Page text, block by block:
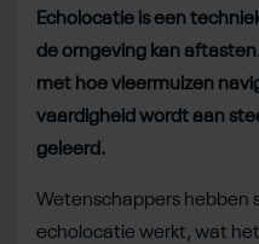
Echolocatie is een
de omgeving kan
met hoe vleermuizen
vaardigheid wordt aan
geleerd.
Wetenschappers hebben
echolocatie werkt, wat